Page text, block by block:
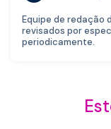
Equipe de redação
revisados por
periodicamente.